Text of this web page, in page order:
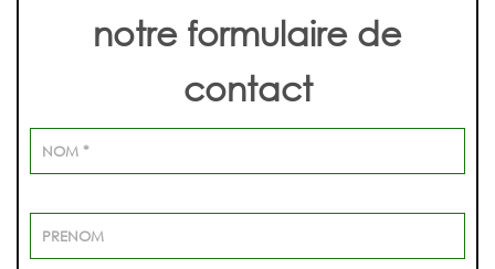
notre formulaire de
contact